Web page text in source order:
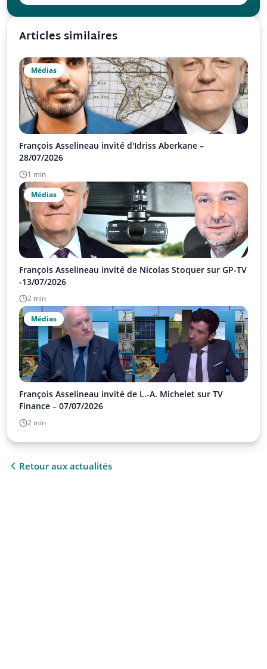
Articles similaires
Médias
François Asselineau invité d'Idriss Aberkane –
28/07/2026
1 min
Médias
François Asselineau invité de Nicolas Stoquer sur GP-TV
-13/07/2026
2 min
Médias
François Asselineau invité de L.-A. Michelet sur TV
Finance – 07/07/2026
2 min
Retour aux actualités